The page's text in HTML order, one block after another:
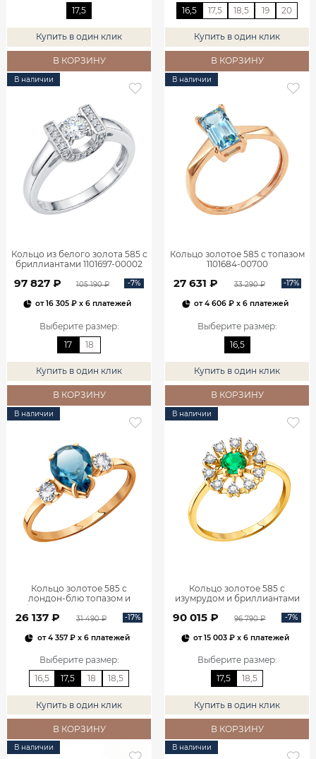
17,5
Купить в один клик
В КОРЗИНУ
16,5
17,5 18,5 19 20
Купить в один клик
В КОРЗИНУ
В наличии
Кольцо из белого золота 585 с
бриллиантами 1101697-00002
97 827 ₽ 105 190 ₽ -7%
от16 305 ₽ x 6 платежей
Выберите размер:
17
18
Купить в один клик
В КОРЗИНУ
В наличии
Кольцо золотое 585 с топазом
1101684-00700
27 631 ₽ 33 290 ₽ -17%
от4 606 ₽ x 6 платежей
Выберите размер:
16,5
Купить в один клик
В КОРЗИНУ
В наличии
Кольцо золотое 585 с
лондон‑блю топазом и
фианитами 1101174-00740
26 137 ₽ 31 490 ₽ -17%
от4 357 ₽x 6 платежей
Выберите размер:
16,5
17,5 18 18,5
Купить в один клик
В КОРЗИНУ
В наличии
Кольцо золотое 585 с
изумрудом и бриллиантами
90 015 ₽ 96 790 ₽ -7%
от15 003 ₽ x 6 платежей
Выберите размер:
17,5
18,5
Купить в один клик
В КОРЗИНУ
В наличии В наличии